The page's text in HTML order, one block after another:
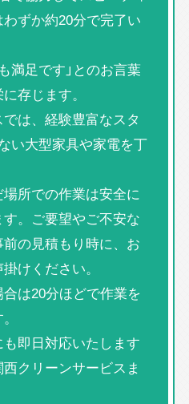
ずか約20分で完了い
満足です」とのお言葉
存じます。
は、経験豊富なスタ
い大型家具や家電を丁
所での作業は安全に
。ご要望やご不安な
の見積もり時に、お
けください。
は20分ほどで作業を
即日対応いたします
クリーンサービスま